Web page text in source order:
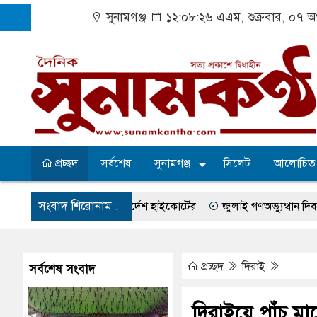
সুনামগঞ্জ ১২:০৮:২৭ এএম, শুক্রবার, ০৭
প্রচ্ছদ সর্বশেষ সুনামগঞ্জ সিলেট আলোচিত
সংবাদ শিরোনাম :
নিশ্চিতের নির্দেশ হাইকোর্টের জুলাই গণঅভ্যুত্থান দিবস পালিত
প্রতিপক্ষের সব অভিযোগ প্রত্যাখ্যান আজ জুলাই গণঅভ্যুত্থান দিবস
সদর উপজেলা পরিষদের সম্প্রসারিত প্রশাসনিক ভবনের উদ্বোধন
প্রচ্ছদ দিরাই
সর্বশেষ সংবাদ